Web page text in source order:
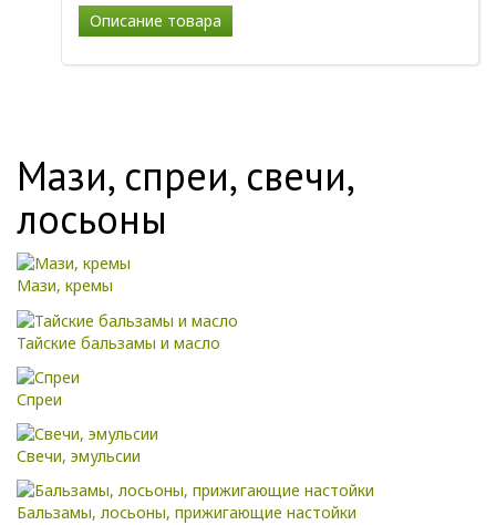
Описание товара
Мази, спреи, свечи,
лосьоны
Мази, кремы
Тайские бальзамы и масло
Спреи
Свечи, эмульсии
Бальзамы, лосьоны, прижигающие настойки